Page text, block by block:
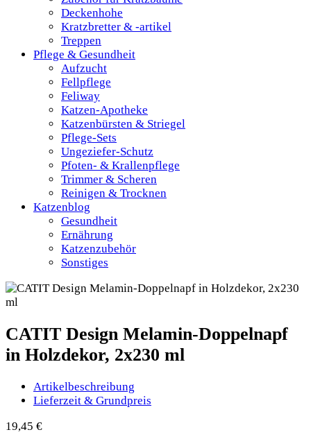
Deckenhohe
Kratzbretter & -artikel
Treppen
Pflege & Gesundheit
Aufzucht
Fellpflege
Feliway
Katzen-Apotheke
Katzenbürsten & Striegel
Pflege-Sets
Ungeziefer-Schutz
Pfoten- & Krallenpflege
Trimmer & Scheren
Reinigen & Trocknen
Katzenblog
Gesundheit
Ernährung
Katzenzubehör
Sonstiges
CATIT Design Melamin-Doppelnapf
in Holzdekor, 2x230 ml
Artikelbeschreibung
Lieferzeit & Grundpreis
19,45 €